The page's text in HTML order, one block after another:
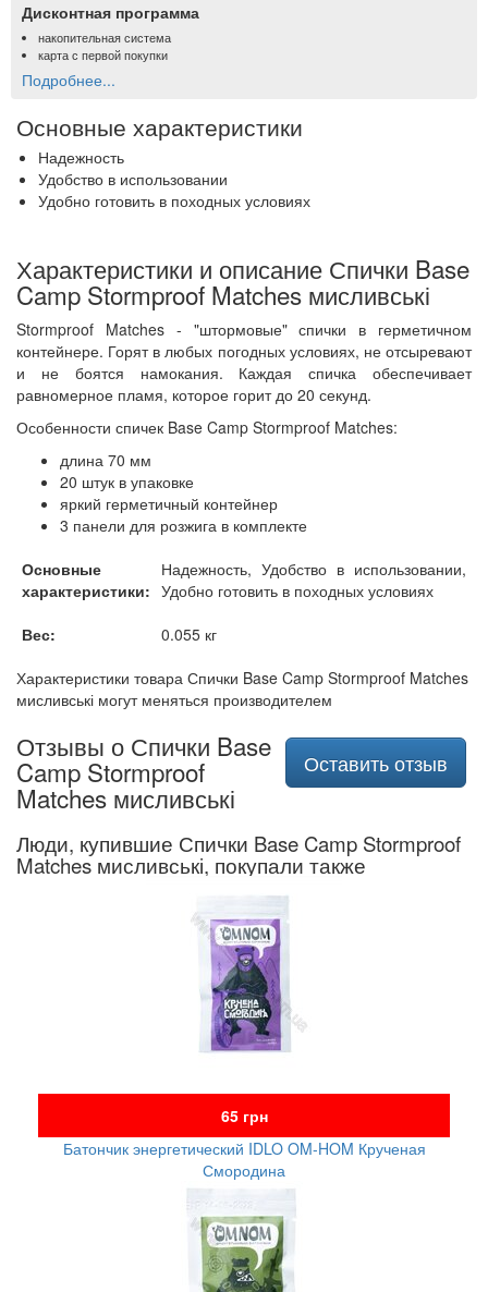
Дисконтная программа
накопительная система
карта с первой покупки
Подробнее...
Основные характеристики
Надежность
Удобство в использовании
Удобно готовить в походных условиях
Характеристики и описание Спички Base
Camp Stormproof Matches мисливські
Stormproof Matches - "штормовые" спички в герметичном
контейнере. Горят в любых погодных условиях, не отсыревают
и не боятся намокания. Каждая спичка обеспечивает
равномерное пламя, которое горит до 20 секунд.
Особенности спичек Base Camp Stormproof Matches:
длина 70 мм
20 штук в упаковке
яркий герметичный контейнер
3 панели для розжига в комплекте
Основные
характеристики:
Надежность, Удобство в использовании,
Удобно готовить в походных условиях
Вес:
0.055 кг
Характеристики товара Спички Base Camp Stormproof Matches
мисливські могут меняться производителем
Оставить отзыв
Отзывы о Спички Base
Camp Stormproof
Matches мисливські
Люди, купившие Спички Base Camp Stormproof
Matches мисливські, покупали также
65 грн
Батончик энергетический IDLO OM-HOM Крученая
Смородина